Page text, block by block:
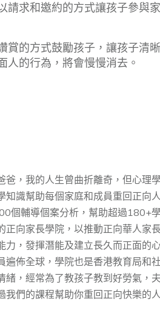
請求和邀約的方式讓孩子參與
賞的方式鼓勵孩子，讓孩子清
人的行為，將會慢慢消去。
爸，我的人生曾曲折離奇，但心理
知識幫助每個家庭和成員重回正向
個輔導個案分析，幫助超過180+
正向家⻑學院，以推動正向華⼈家
⼒，發揮潛能及建⽴⻑久⽽正⾯的
遍佈全球，學院也是香港教育局和
緒，經常為了教孩子教到好勞氣，
我們的課程幫助你重回正向快樂的